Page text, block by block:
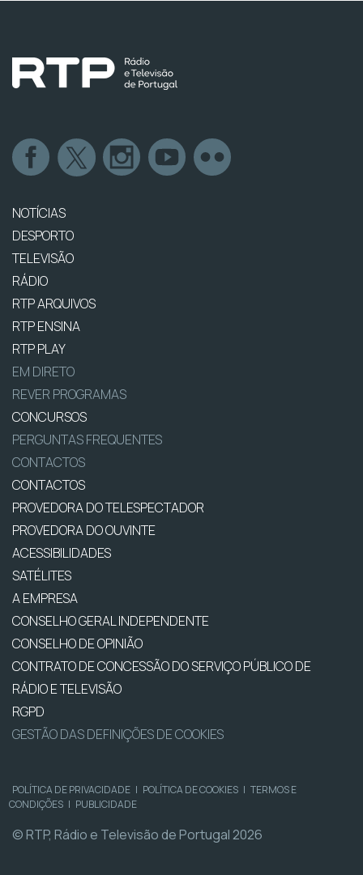
NOTÍCIAS
DESPORTO
TELEVISÃO
RÁDIO
RTP ARQUIVOS
RTP ENSINA
RTP PLAY
EM DIRETO
REVER PROGRAMAS
CONCURSOS
PERGUNTAS FREQUENTES
CONTACTOS
CONTACTOS
PROVEDORA DO TELESPECTADOR
PROVEDORA DO OUVINTE
ACESSIBILIDADES
SATÉLITES
A EMPRESA
CONSELHO GERAL INDEPENDENTE
CONSELHO DE OPINIÃO
CONTRATO DE CONCESSÃO DO SERVIÇO PÚBLICO DE
RÁDIO E TELEVISÃO
RGPD
GESTÃO DAS DEFINIÇÕES DE COOKIES
POLÍTICA DE PRIVACIDADE | POLÍTICA DE COOKIES | TERMOS E
CONDIÇÕES | PUBLICIDADE
© RTP, Rádio e Televisão de Portugal 2026